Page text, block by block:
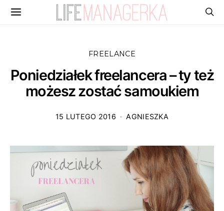
FREELANCE
Poniedziałek freelancera – ty też
możesz zostać samoukiem
15 LUTEGO 2016 AGNIESZKA